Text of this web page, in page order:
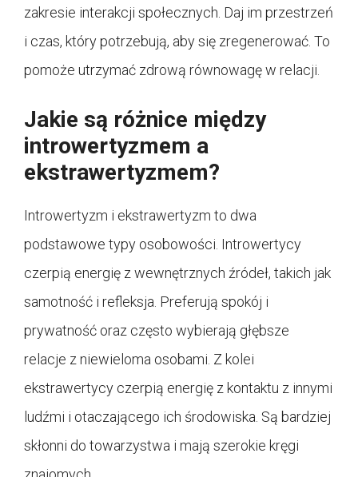
zakresie interakcji społecznych. Daj im przestrzeń
i czas, który potrzebują, aby się zregenerować. To
pomoże utrzymać zdrową równowagę w relacji.
Jakie są różnice między
introwertyzmem a
ekstrawertyzmem?
Introwertyzm i ekstrawertyzm to dwa
podstawowe typy osobowości. Introwertycy
czerpią energię z wewnętrznych źródeł, takich jak
samotność i refleksja. Preferują spokój i
prywatność oraz często wybierają głębsze
relacje z niewieloma osobami. Z kolei
ekstrawertycy czerpią energię z kontaktu z innymi
ludźmi i otaczającego ich środowiska. Są bardziej
skłonni do towarzystwa i mają szerokie kręgi